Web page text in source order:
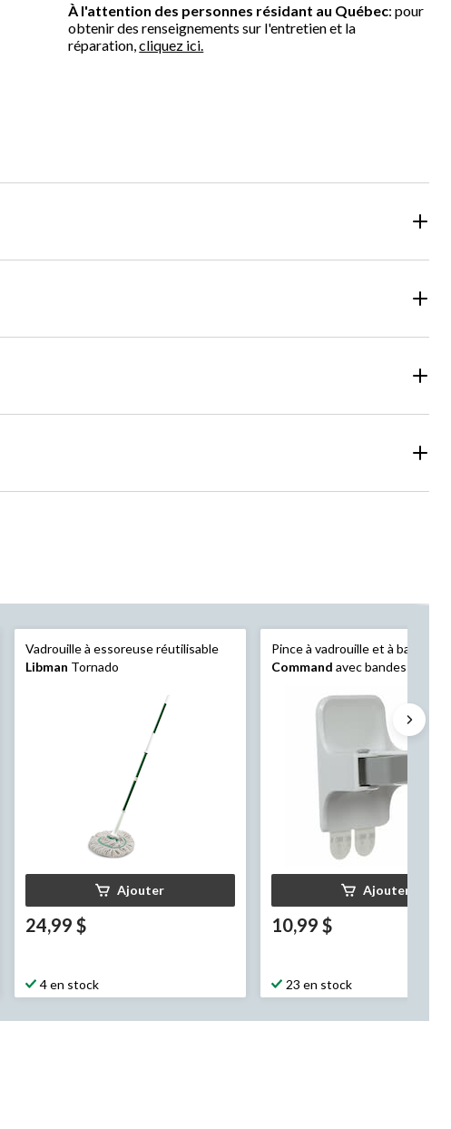
À l'attention des personnes résidant au Québec: pour
obtenir des renseignements sur l'entretien et la
réparation,cliquez ici.
Vadrouille à essoreuse réutilisable
Libman Tornado
Ajouter
24,99 $
4 en stock
Pince à vadrouille et à balai
Command avec bandes
Ajouter
10,99 $
23 en stock